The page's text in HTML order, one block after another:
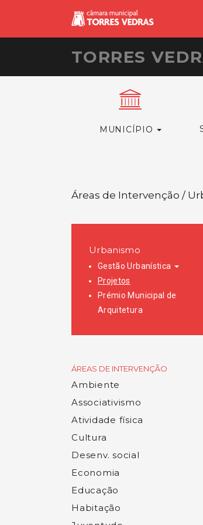
TORRES
MUNICÍPIO
Áreas de Intervenção /
Urbanismo
Gestão Urbanística
Projetos
Prémio Municipal de
Arquitetura
ÁREAS DE INTERVENÇÃO
Ambiente
Associativismo
Atividade física
Cultura
Desenv. social
Economia
Educação
Habitação